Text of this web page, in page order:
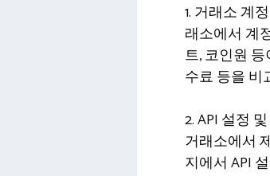
1. 거래소 계
래소에서 계
트, 코인원
수료 등을 비
2. API 설정
거래소에서
지에서 API